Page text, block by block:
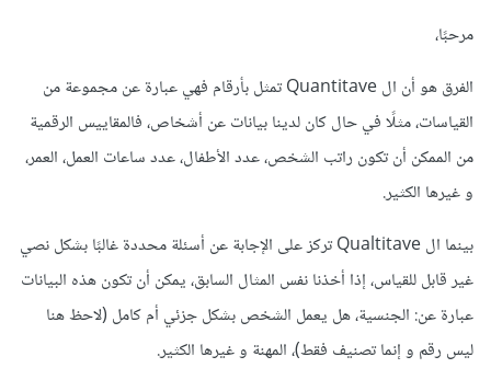
مرحبًا،
الفرق هو أن ال Quantitave تمثل بأرقام فهي عبارة عن مجموعة من
القياسات، مثلًا في حال كان لدينا بيانات عن أشخاص، فالمقاييس الرقمية
من الممكن أن تكون راتب الشخص، عدد الأطفال، عدد ساعات العمل، العمر،
و غيرها الكثير.
بينما ال Qualtitave تركز على الإجابة عن أسئلة محددة غالبًا بشكل نصي
غير قابل للقياس، إذا أخذنا نفس المثال السابق، يمكن أن تكون هذه البيانات
عبارة عن: الجنسية، هل يعمل الشخص بشكل جزئي أم كامل (لاحظ هنا
ليس رقم و إنما تصنيف فقط)، المهنة و غيرها الكثير.